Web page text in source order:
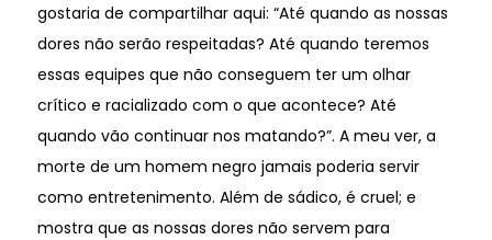
gostaria de compartilhar aqui: “Até quando as nossas
dores não serão respeitadas? Até quando teremos
essas equipes que não conseguem ter um olhar
crítico e racializado com o que acontece? Até
quando vão continuar nos matando?”. A meu ver, a
morte de um homem negro jamais poderia servir
como entretenimento. Além de sádico, é cruel; e
mostra que as nossas dores não servem para